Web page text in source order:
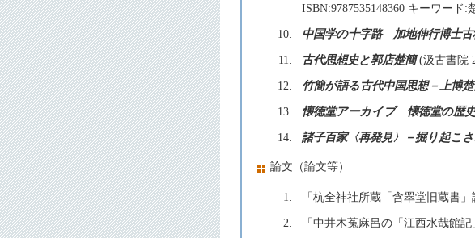
ISBN:9787535148360 キーワード:
10.
中国学の十字路 加地伸行博士古
11.
古代思想史と郭店楚簡(汲古書院
12.
竹簡が語る古代中国思想－上博楚
13.
懐徳堂アーカイブ 懐徳堂の歴
14.
諸子百家〈再発見〉－掘り起こ
論文（論文等）
1. 「杭全神社所蔵「含翠堂旧蔵書
2.
「中井木菟麻呂の「江西水哉館